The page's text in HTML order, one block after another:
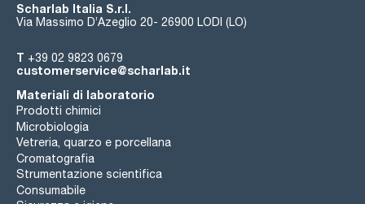
Scharlab Italia S.r.l.
Via Massimo D’Azeglio 20- 26900 LODI (LO)
T +39 02 9823 0679
customerservice@scharlab.it
Materiali di laboratorio
Prodotti chimici
Microbiologia
Vetreria, quarzo e porcellana
Cromatografia
Strumentazione scientifica
Consumabile